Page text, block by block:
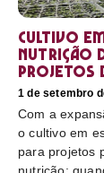
Cultivo
nutrição
projetos
1 de setembro
Com a
o cultivo em
para projetos